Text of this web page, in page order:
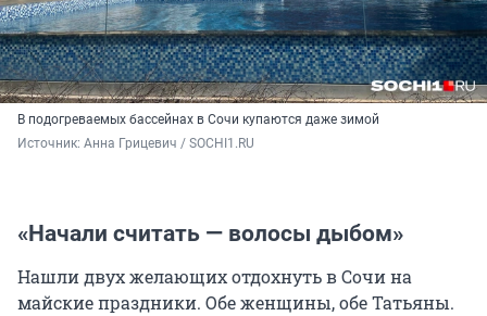
В подогреваемых бассейнах в Сочи купаются даже зимой
Источник: Анна Грицевич / SOCHI1.RU
«Начали считать — волосы дыбом»
Нашли двух желающих отдохнуть в Сочи на
майские праздники. Обе женщины, обе Татьяны.